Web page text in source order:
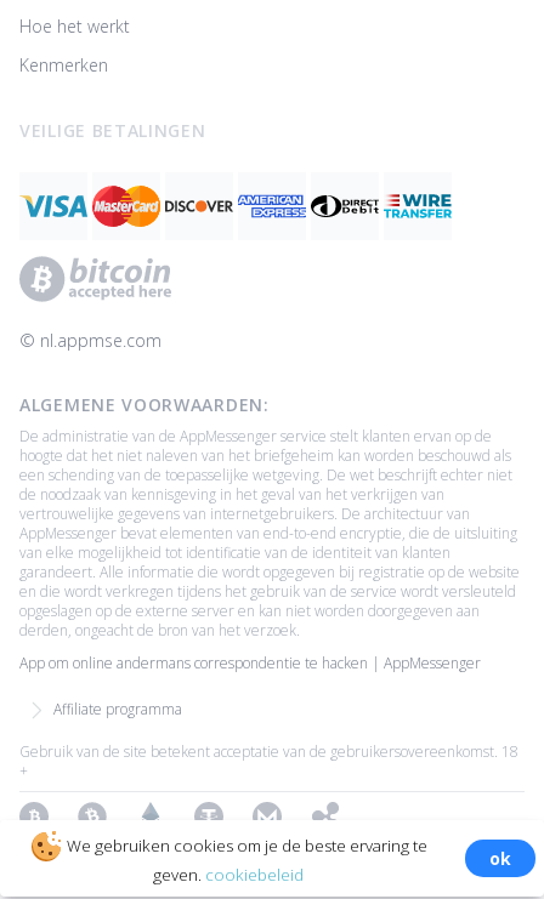
Hoe het werkt
Kenmerken
VEILIGE BETALINGEN
© ‌nl.appmse.com
ALGEMENE VOORWAARDEN:
De administratie van de AppMessenger service stelt klanten ervan op de
hoogte dat het niet naleven van het briefgeheim kan worden beschouwd als
een schending van de toepasselijke wetgeving. De wet beschrijft echter niet
de noodzaak van kennisgeving in het geval van het verkrijgen van
vertrouwelijke gegevens van internetgebruikers. De architectuur van
AppMessenger bevat elementen van end-to-end encryptie, die de uitsluiting
van elke mogelijkheid tot identificatie van de identiteit van klanten
garandeert. Alle informatie die wordt opgegeven bij registratie op de website
en die wordt verkregen tijdens het gebruik van de service wordt versleuteld
opgeslagen op de externe server en kan niet worden doorgegeven aan
derden, ongeacht de bron van het verzoek.
App om online andermans correspondentie te hacken | AppMessenger
Affiliate programma
Gebruik van de site betekent acceptatie van de gebruikersovereenkomst. 18
+
BitcoinBitcoin CashEthereumTetherMoneroRipple
Copyright ©2026 All Rights Reserved.
Alle handelsmerken zijn
eigendom van hun respectieve eigenaars.
We gebruiken cookies om je de beste ervaring te
geven. cookiebeleid
ok